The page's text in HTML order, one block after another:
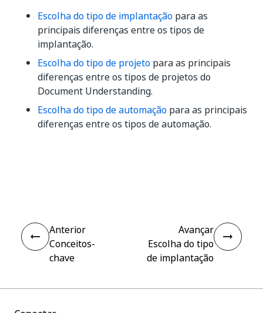
Escolha do tipo de implantação para as
principais diferenças entre os tipos de
implantação.
Escolha do tipo de projeto para as principais
diferenças entre os tipos de projetos do
Document Understanding.
Escolha do tipo de automação para as principais
diferenças entre os tipos de automação.
Anterior
Conceitos-
chave
Avançar
Escolha do tipo
de implantação